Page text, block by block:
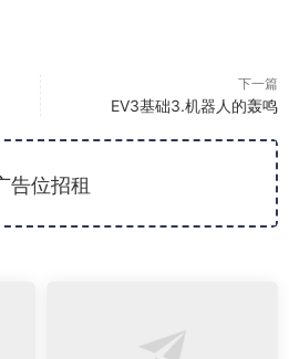
下一篇
EV3基础3.机器人的轰鸣
告位招租